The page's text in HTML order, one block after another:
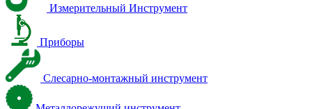
Измерительный Инструмент
Приборы
Слесарно-монтажный инструмент